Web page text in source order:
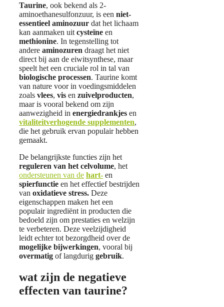
Taurine, ook bekend als 2-
aminoethanesulfonzuur, is een niet-
essentieel aminozuur dat het lichaam
kan aanmaken uit cysteïne en
methionine. In tegenstelling tot
andere aminozuren draagt het niet
direct bij aan de eiwitsynthese, maar
speelt het een cruciale rol in tal van
biologische processen. Taurine komt
van nature voor in voedingsmiddelen
zoals vlees, vis en zuivelproducten,
maar is vooral bekend om zijn
aanwezigheid in energiedrankjes en
vitaliteitverhogende supplementen,
die het gebruik ervan populair hebben
gemaakt.
De belangrijkste functies zijn het
reguleren van het celvolume, het
ondersteunen van de hart- en
spierfunctie en het effectief bestrijden
van oxidatieve stress. Deze
eigenschappen maken het een
populair ingrediënt in producten die
bedoeld zijn om prestaties en welzijn
te verbeteren. Deze veelzijdigheid
leidt echter tot bezorgdheid over de
mogelijke bijwerkingen, vooral bij
overmatig of langdurig gebruik.
wat zijn de negatieve
effecten van taurine?